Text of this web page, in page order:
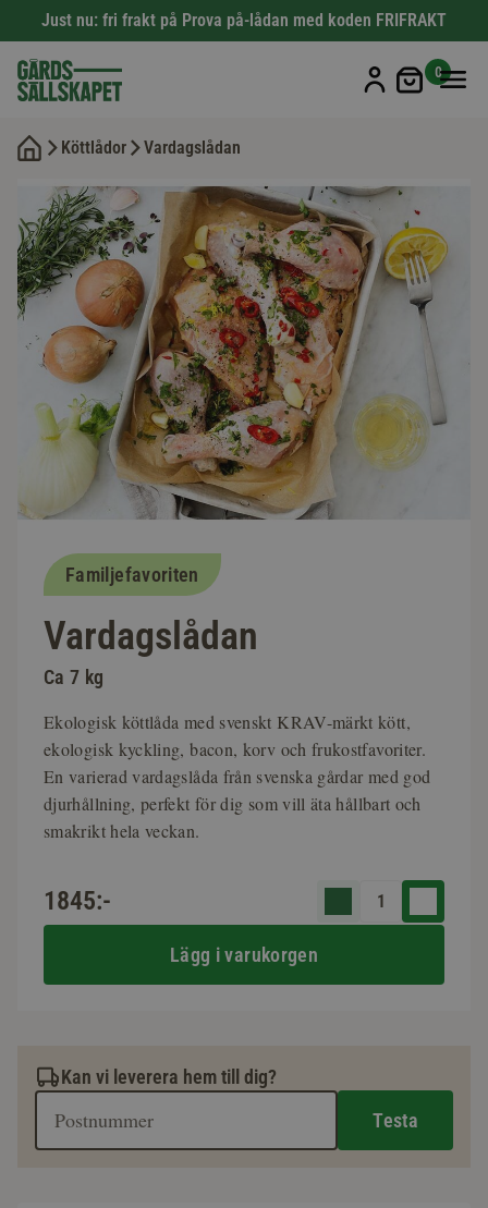
Just nu: fri frakt på Prova på-lådan med koden FRIFRAKT
Min
0
Köttlådor Vardagslådan
Familjefavoriten
Vardagslådan
Ca 7 kg
Ekologisk köttlåda med svenskt KRAV-märkt kött,
ekologisk kyckling, bacon, korv och frukostfavoriter.
En varierad vardagslåda från svenska gårdar med god
djurhållning, perfekt för dig som vill äta hållbart och
smakrikt hela veckan.
1845:-
Lägg i varukorgen
Kan vi leverera hem till dig?
Testa